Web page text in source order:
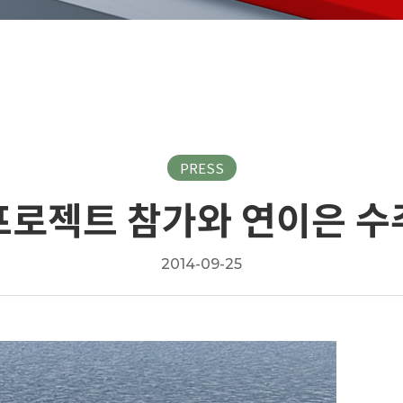
PRESS
젝트 참가와 연이은
2014-09-25